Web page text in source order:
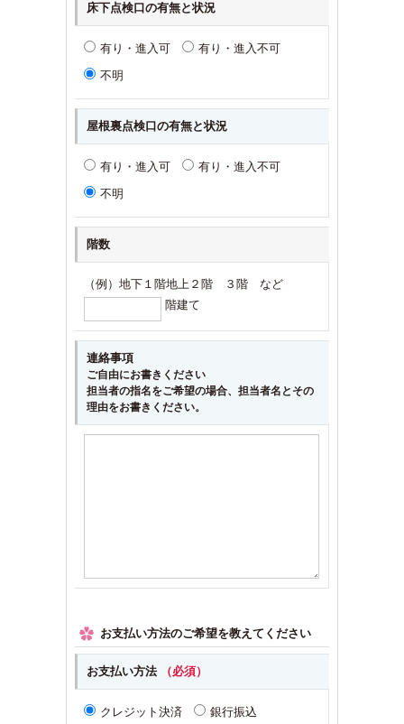
床下点検口の有無と状況
有り・進入可
有り・進入不可
不明
屋根裏点検口の有無と状況
有り・進入可
有り・進入不可
不明
階数
（例）地下１階地上２階 ３階 など
階建て
連絡事項
ご自由にお書きください
担当者の指名をご希望の場合、担当者名とその
理由をお書きください。
お支払い方法のご希望を教えてください
お支払い方法 （必須）
クレジット決済 銀行振込